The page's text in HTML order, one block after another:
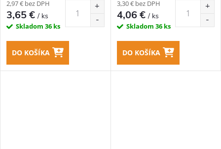
2,97 € bez DPH
3,65 €/ ks
Skladom 36 ks
DO KOŠÍKA
3,30 € bez DPH
4,06 €/ ks
Skladom 36 ks
DO KOŠÍKA